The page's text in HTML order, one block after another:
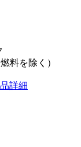
料を除く）
詳細